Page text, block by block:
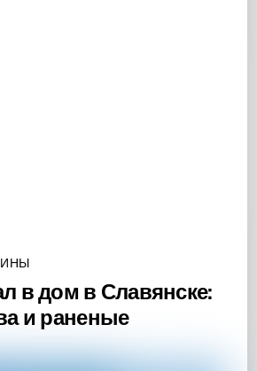
в дом в Славянске:
и раненые